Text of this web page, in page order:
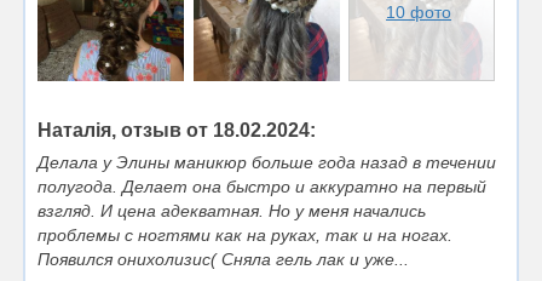
10 фото
Наталія, отзыв от 18.02.2024:
Делала у Элины маникюр больше года назад в течении
полугода. Делает она быстро и аккуратно на первый
взгляд. И цена адекватная. Но у меня начались
проблемы с ногтями как на руках, так и на ногах.
Появился онихолизис( Сняла гель лак и уже...